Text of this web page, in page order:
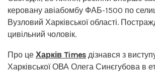
керовану авіабомбу ФАБ-1500 по
Вузловий Харківської області.
цивільний чоловік.
Про це Харків Times дізнався з
Харківської ОВА Олега Синєгубова в